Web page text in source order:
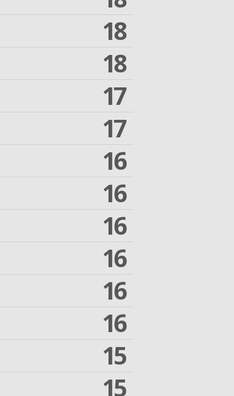
18
18
17
17
16
16
16
16
16
16
15
15